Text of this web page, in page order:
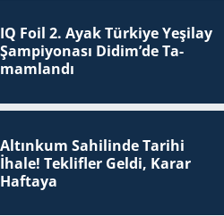
IQ Foil 2. Ayak Tür­ki­ye Ye­şi­lay
Şam­pi­yo­na­sı Didim’de Ta­
mam­lan­dı
Altınkum Sahilinde Tarihi
İhale! Teklifler Geldi, Karar
Haftaya